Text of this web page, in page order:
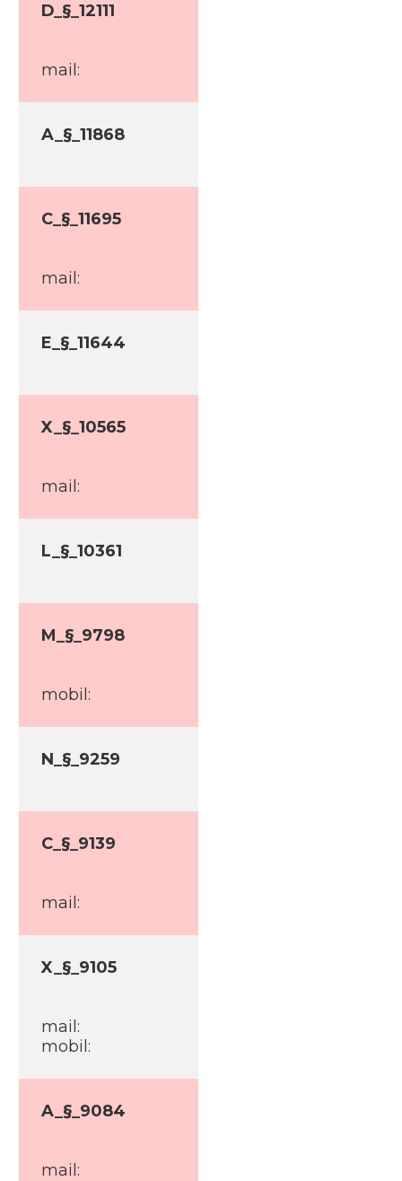
D_§_12111
mail:
A_§_11868
C_§_11695
mail:
E_§_11644
X_§_10565
mail:
L_§_10361
M_§_9798
mobil:
N_§_9259
C_§_9139
mail:
X_§_9105
mail:
mobil:
A_§_9084
mail: